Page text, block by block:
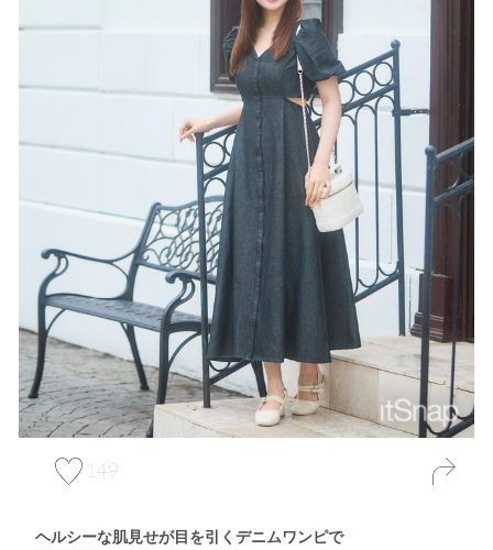
149
ヘルシーな肌見せが目を引くデニムワンピで